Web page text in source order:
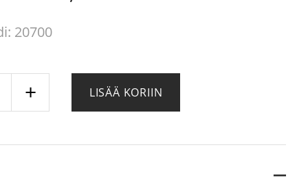
€.
€.
20700
säilytyslaatikko
LISÄÄ KORIIN